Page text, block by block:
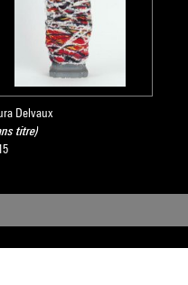
Delvaux
titre)